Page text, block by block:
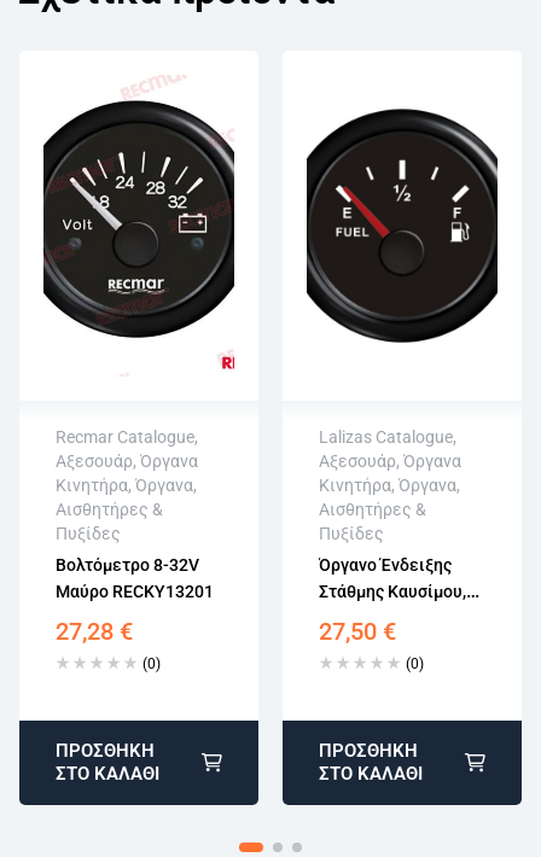
Recmar Catalogue,
Αξεσουάρ, Όργανα
Κινητήρα, Όργανα,
Αισθητήρες &
Πυξίδες
Βολτόμετρο 8-32V
Μαύρο RECKY13201
27,28 €
(0)
Άμεση αποστολή
Επιστροφή εντός
15 εργάσιμων
εγγραφή
ΠΡΟΣΘΉΚΗ
ΣΤΟ ΚΑΛΆΘΙ
Lalizas Catalogue,
Αξεσουάρ, Όργανα
Κινητήρα, Όργανα,
Αισθητήρες &
Πυξίδες
Όργανο Ένδειξης
Στάθμης Καυσίμου,
27,50 €
(0)
Άμεση αποστολή
Επιστροφή εντός
15 εργάσιμων
εγγραφή
ΠΡΟΣΘΉΚΗ
ΣΤΟ ΚΑΛΆΘΙ